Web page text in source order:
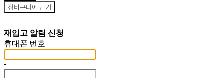
장바구니에 담기
재입고 알림 신청
휴대폰 번호
-